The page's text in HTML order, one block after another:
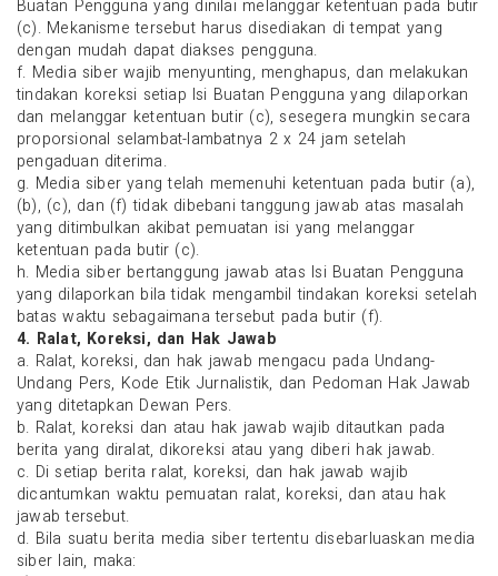
Buatan Pengguna yang dinilai melanggar ketentuan pada butir
(c). Mekanisme tersebut harus disediakan di tempat yang
dengan mudah dapat diakses pengguna.
f. Media siber wajib menyunting, menghapus, dan melakukan
tindakan koreksi setiap Isi Buatan Pengguna yang dilaporkan
dan melanggar ketentuan butir (c), sesegera mungkin secara
proporsional selambat-lambatnya 2 x 24 jam setelah
pengaduan diterima.
g. Media siber yang telah memenuhi ketentuan pada butir (a),
(b), (c), dan (f) tidak dibebani tanggung jawab atas masalah
yang ditimbulkan akibat pemuatan isi yang melanggar
ketentuan pada butir (c).
h. Media siber bertanggung jawab atas Isi Buatan Pengguna
yang dilaporkan bila tidak mengambil tindakan koreksi setelah
batas waktu sebagaimana tersebut pada butir (f).
4. Ralat, Koreksi, dan Hak Jawab
a. Ralat, koreksi, dan hak jawab mengacu pada Undang-
Undang Pers, Kode Etik Jurnalistik, dan Pedoman Hak Jawab
yang ditetapkan Dewan Pers.
b. Ralat, koreksi dan atau hak jawab wajib ditautkan pada
berita yang diralat, dikoreksi atau yang diberi hak jawab.
c. Di setiap berita ralat, koreksi, dan hak jawab wajib
dicantumkan waktu pemuatan ralat, koreksi, dan atau hak
jawab tersebut.
d. Bila suatu berita media siber tertentu disebarluaskan media
siber lain, maka: